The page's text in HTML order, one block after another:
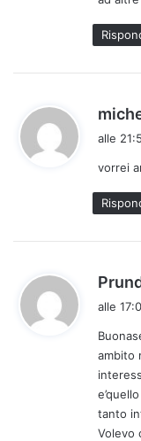
alle
vorrei
alle
ambito
tanto
Volevo